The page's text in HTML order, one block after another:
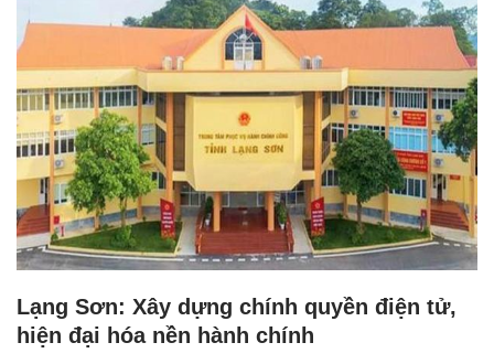
Lạng Sơn: Xây dựng chính quyền điện tử,
hiện đại hóa nền hành chính